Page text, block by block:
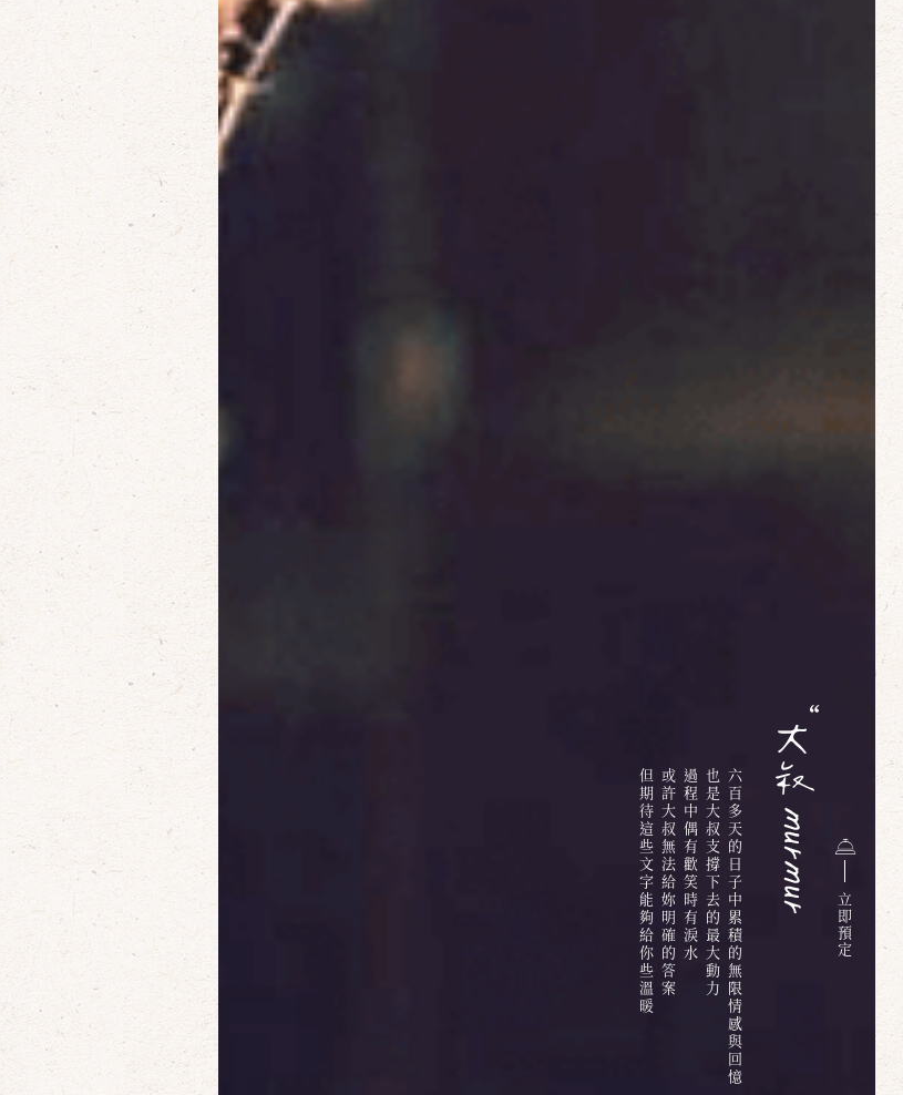
六百多天的日子中累積的無限情感與回憶
也是大叔支撐下去的最大動力
過程中偶有歡笑時有淚水
或許大叔無法給妳明確的答案
但期待這些文字能夠給你些溫暖 立
即
預
定